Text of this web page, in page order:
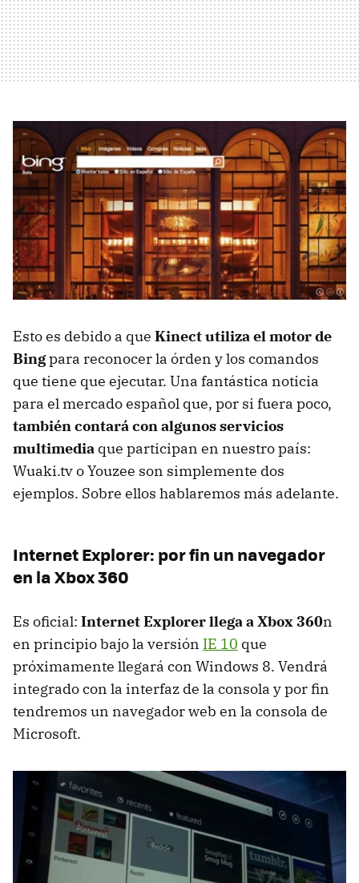
Esto es debido a que Kinect utiliza el motor de
Bingpara reconocer la órden y los comandos
que tiene que ejecutar. Una fantástica noticia
para el mercado español que, por si fuera poco,
también contará con algunos servicios
multimedia que participan en nuestro país:
Wuaki.tv o Youzee son simplemente dos
ejemplos. Sobre ellos hablaremos más adelante.
Internet Explorer: por fin un navegador
en la Xbox 360
Es oficial: Internet Explorer llega a Xbox 360n
en principio bajo la versión IE 10 que
próximamente llegará con Windows 8. Vendrá
integrado con la interfaz de la consola y por fin
tendremos un navegador web en la consola de
Microsoft.